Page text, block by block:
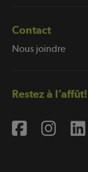
Contact
Nous joindre
Restez à l’affût!